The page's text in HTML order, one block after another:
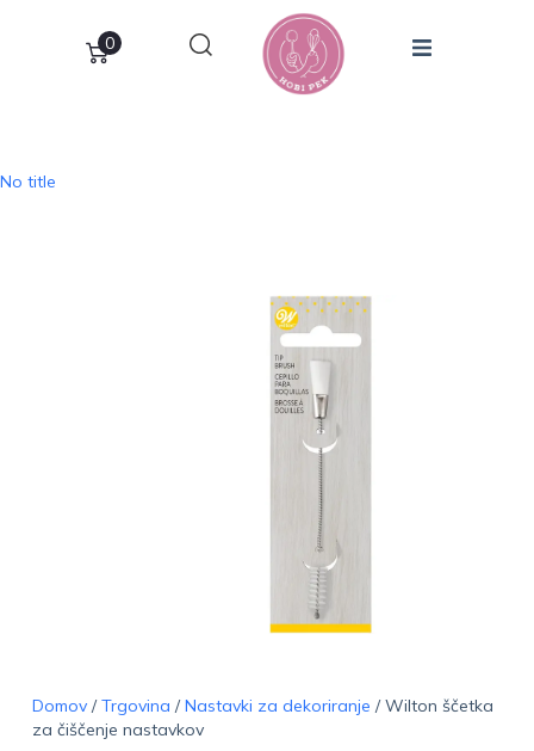
0
No title
Domov/Trgovina /Nastavki za dekoriranje / Wilton ščetka
za čiščenje nastavkov